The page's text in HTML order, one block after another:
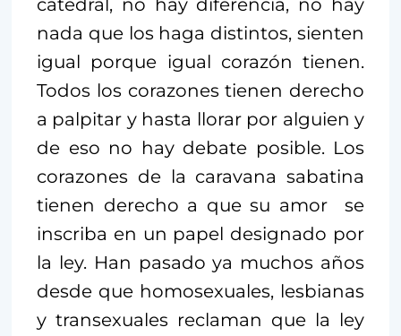
catedral, no hay diferencia, no hay
nada que los haga distintos, sienten
igual porque igual corazón tienen.
Todos los corazones tienen derecho
a palpitar y hasta llorar por alguien y
de eso no hay debate posible. Los
corazones de la caravana sabatina
tienen derecho a que su amor se
inscriba en un papel designado por
la ley. Han pasado ya muchos años
desde que homosexuales, lesbianas
y transexuales reclaman que la ley